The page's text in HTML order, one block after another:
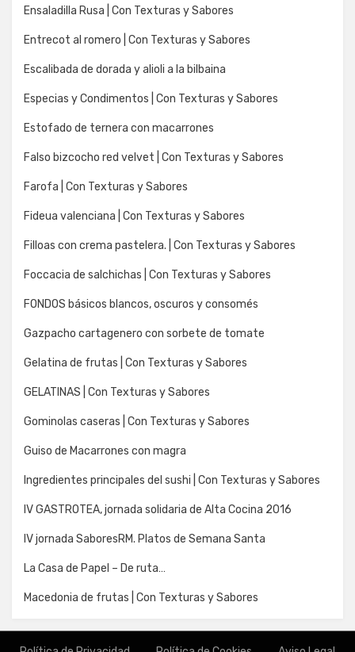
Ensaladilla Rusa | Con Texturas y Sabores
Entrecot al romero | Con Texturas y Sabores
Escalibada de dorada y alioli a la bilbaina
Especias y Condimentos | Con Texturas y Sabores
Estofado de ternera con macarrones
Falso bizcocho red velvet | Con Texturas y Sabores
Farofa | Con Texturas y Sabores
Fideua valenciana | Con Texturas y Sabores
Filloas con crema pastelera. | Con Texturas y Sabores
Foccacia de salchichas | Con Texturas y Sabores
FONDOS básicos blancos, oscuros y consomés
Gazpacho cartagenero con sorbete de tomate
Gelatina de frutas | Con Texturas y Sabores
GELATINAS | Con Texturas y Sabores
Gominolas caseras | Con Texturas y Sabores
Guiso de Macarrones con magra
Ingredientes principales del sushi | Con Texturas y Sabores
IV GASTROTEA, jornada solidaria de Alta Cocina 2016
IV jornada SaboresRM. Platos de Semana Santa
La Casa de Papel – De ruta…
Macedonia de frutas | Con Texturas y Sabores